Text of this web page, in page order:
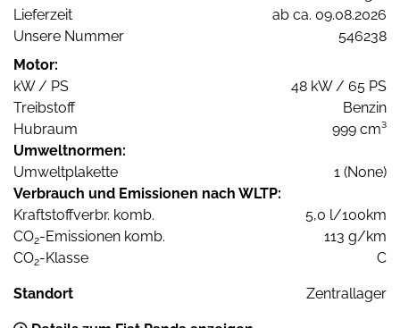
Lieferzeit
ab ca. 09.08.2026
Unsere Nummer
546238
Motor:
kW / PS
48 kW / 65 PS
Treibstoff
Benzin
Hubraum
999 cm³
Umweltnormen:
Umweltplakette
1 (None)
Verbrauch und Emissionen nach WLTP:
Kraftstoffverbr. komb.
5,0 l/100km
CO2-Emissionen komb.
113 g/km
CO2-Klasse C
Standort Zentrallager